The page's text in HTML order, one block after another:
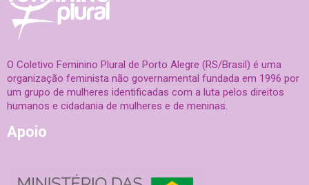
O Coletivo Feminino Plural de Porto Alegre (RS/Brasil) é uma
organização feminista não governamental fundada em 1996 por
um grupo de mulheres identificadas com a luta pelos direitos
humanos e cidadania de mulheres e de meninas.
Apoio